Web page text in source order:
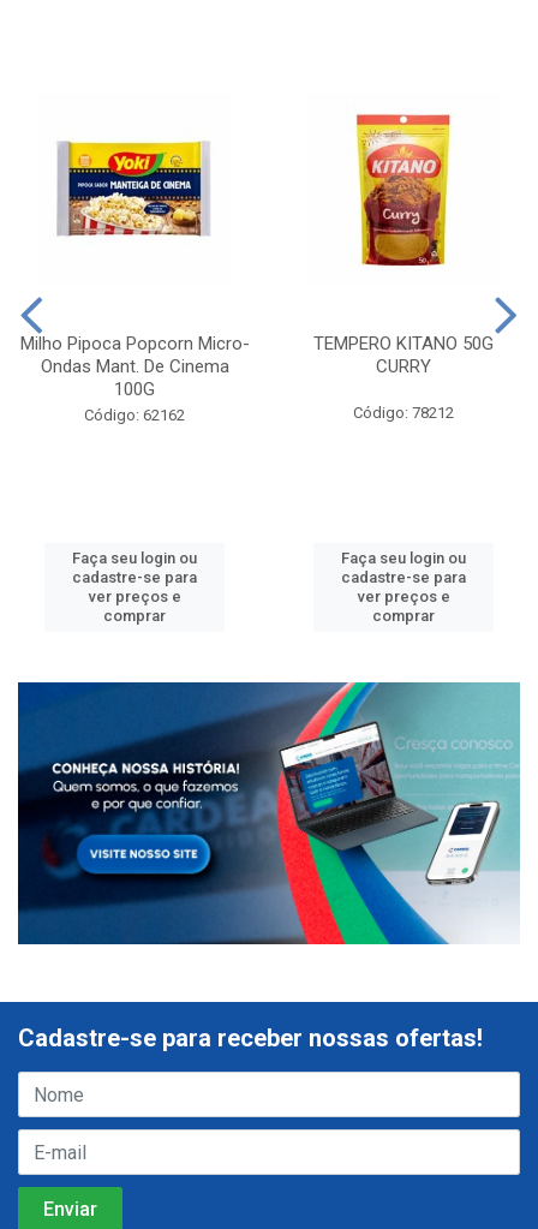
Milho Pipoca Popcorn Micro-
Ondas Mant. De Cinema
100G
Código: 62162
Faça seu login ou
cadastre-se para
ver preços e
comprar
TEMPERO KITANO 50G
CURRY
Código: 78212
Faça seu login ou
cadastre-se para
ver preços e
comprar
Cadastre-se para receber nossas ofertas!